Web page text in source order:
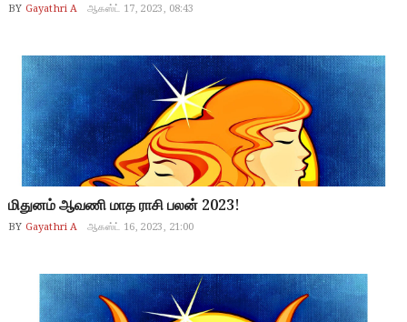
BY Gayathri A ஆகஸ்ட் 17, 2023, 08:43
மிதுனம் ஆவணி மாத ராசி பலன் 2023!
BY Gayathri A ஆகஸ்ட் 16, 2023, 21:00